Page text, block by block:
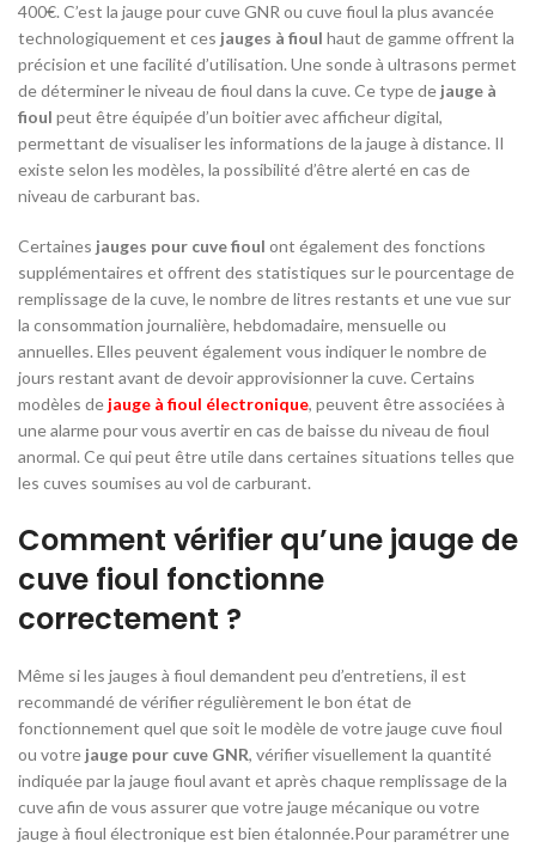
400€. C’est la jauge pour cuve GNR ou cuve fioul la plus avancée
technologiquement et ces jauges à fioul haut de gamme offrent la
précision et une facilité d’utilisation. Une sonde à ultrasons permet
de déterminer le niveau de fioul dans la cuve. Ce type de jauge à
fioul peut être équipée d’un boitier avec afficheur digital,
permettant de visualiser les informations de la jauge à distance. Il
existe selon les modèles, la possibilité d’être alerté en cas de
niveau de carburant bas.
Certaines jauges pour cuve fioul ont également des fonctions
supplémentaires et offrent des statistiques sur le pourcentage de
remplissage de la cuve, le nombre de litres restants et une vue sur
la consommation journalière, hebdomadaire, mensuelle ou
annuelles. Elles peuvent également vous indiquer le nombre de
jours restant avant de devoir approvisionner la cuve. Certains
modèles de jauge à fioul électronique, peuvent être associées à
une alarme pour vous avertir en cas de baisse du niveau de fioul
anormal. Ce qui peut être utile dans certaines situations telles que
les cuves soumises au vol de carburant.
Comment vérifier qu’une jauge de
cuve fioul fonctionne
correctement ?
Même si les jauges à fioul demandent peu d’entretiens, il est
recommandé de vérifier régulièrement le bon état de
fonctionnement quel que soit le modèle de votre jauge cuve fioul
ou votre jauge pour cuve GNR, vérifier visuellement la quantité
indiquée par la jauge fioul avant et après chaque remplissage de la
cuve afin de vous assurer que votre jauge mécanique ou votre
jauge à fioul électronique est bien étalonnée.Pour paramétrer une